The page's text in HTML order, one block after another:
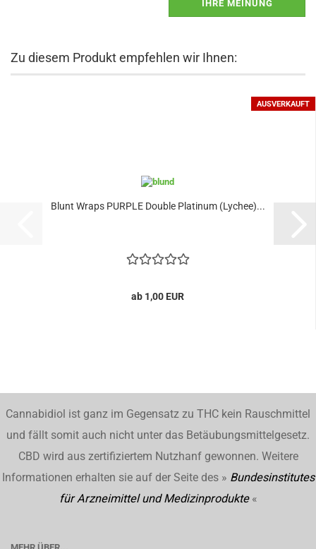
IHRE MEINUNG
Zu diesem Produkt empfehlen wir Ihnen:
AUSVERKAUFT
Blunt Wraps PURPLE Double Platinum (Lychee)...
ab 1,00 EUR
Cannabidiol ist ganz im Gegensatz zu THC kein Rauschmittel
und fällt somit auch nicht unter das Betäubungsmittelgesetz.
CBD wird aus zertifiziertem Nutzhanf gewonnen. Weitere
Informationen erhalten sie auf der Seite des » Bundesinstitutes
für Arzneimittel und Medizinprodukte«